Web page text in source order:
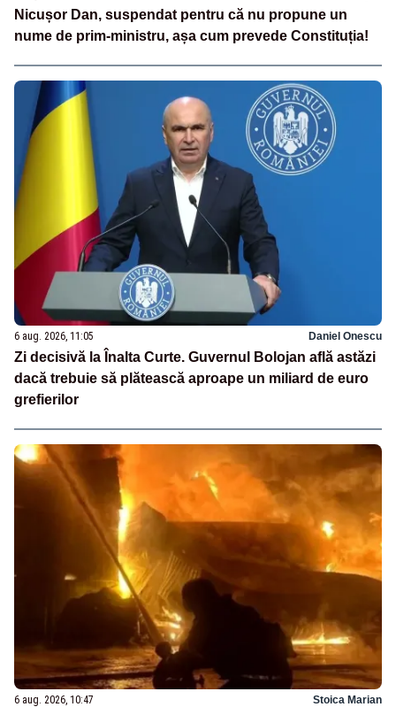
Nicușor Dan, suspendat pentru că nu propune un
nume de prim-ministru, așa cum prevede Constituția!
6 aug. 2026, 11:05 Daniel Onescu
Zi decisivă la Înalta Curte. Guvernul Bolojan află astăzi
dacă trebuie să plătească aproape un miliard de euro
grefierilor
6 aug. 2026, 10:47 Stoica Marian